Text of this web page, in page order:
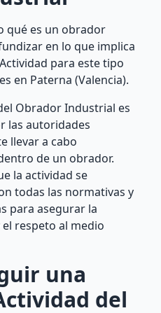
qué es un obrador
en lo que implica
para este tipo
en Paterna (Valencia).
Obrador Industrial es
las autoridades
llevar a cabo
de un obrador.
la actividad se
todas las normativas y
para asegurar la
respeto al medio
una
del